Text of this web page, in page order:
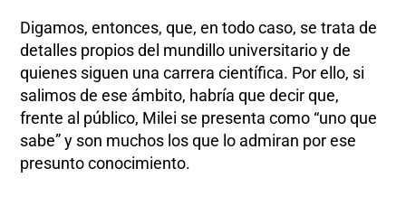
Digamos, entonces, que, en todo caso, se trata de
detalles propios del mundillo universitario y de
quienes siguen una carrera científica. Por ello, si
salimos de ese ámbito, habría que decir que,
frente al público, Milei se presenta como “uno que
sabe” y son muchos los que lo admiran por ese
presunto conocimiento.